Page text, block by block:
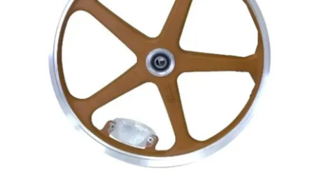
Warenkorb
SALE